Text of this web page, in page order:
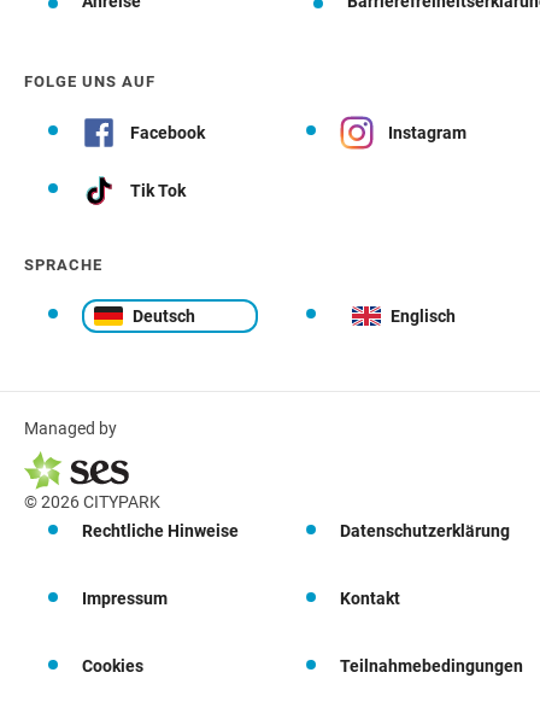
FOLGE UNS AUF
Facebook Instagram
Tik Tok
SPRACHE
Deutsch Englisch
Managed by
© 2026 CITYPARK
Rechtliche Hinweise
Datenschutzerklärung
Impressum Kontakt
Cookies Teilnahmebedingungen